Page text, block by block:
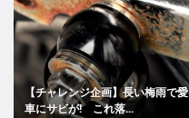
【チャレンジ企画】長い梅雨で愛
車にサビが! これ落...